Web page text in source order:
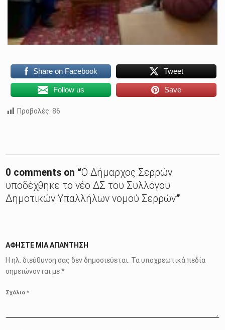
Share on Facebook Tweet
Follow us Save
Προβολές: 86
0 comments on “Ο Δήμαρχος Σερρών
υποδέχθηκε το νέο ΔΣ του Συλλόγου
Δημοτικών Υπαλλήλων νομού Σερρών”
ΑΦΉΣΤΕ ΜΙΑ ΑΠΆΝΤΗΣΗ
Η ηλ. διεύθυνση σας δεν δημοσιεύεται. Τα υποχρεωτικά πεδία
σημειώνονται με*
Σχόλιο*